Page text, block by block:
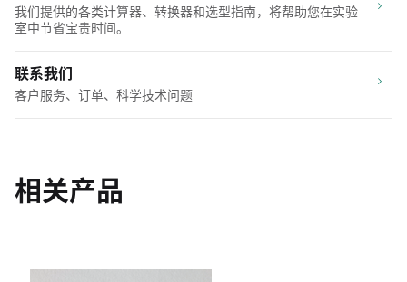
我们提供的各类计算器、转换器和选型指南，将帮助您在实验
室中节省宝贵时间。
联系我们
客户服务、订单、科学技术问题
相关产品